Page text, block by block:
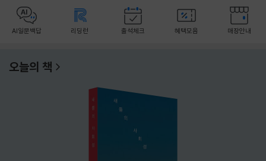
AI일문백답 리딩런 출석체크 혜택모음 매장안내
오늘의 책